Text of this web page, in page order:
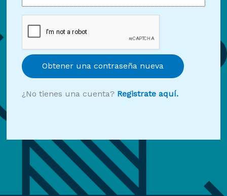
Obtener una contraseña nueva
¿No tienes una cuenta? Registrate aquí.